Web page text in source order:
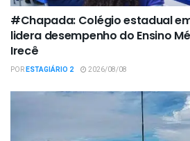
#Chapada: Colégio estadual
lidera desempenho do Ensino
Irecê
PORESTAGIÁRIO 2 2026/08/08